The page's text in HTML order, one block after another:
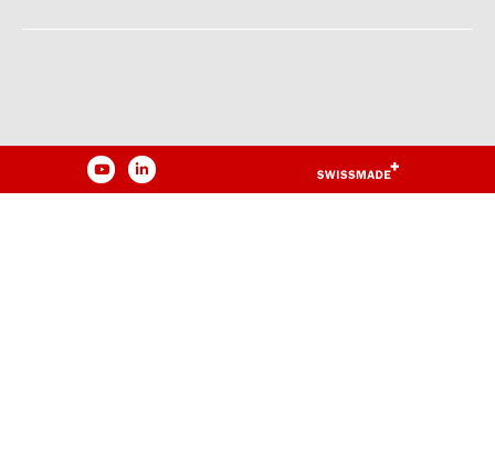
YouTubeLinkedIn